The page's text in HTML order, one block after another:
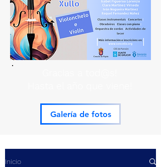
Galería de fotos
Inicio